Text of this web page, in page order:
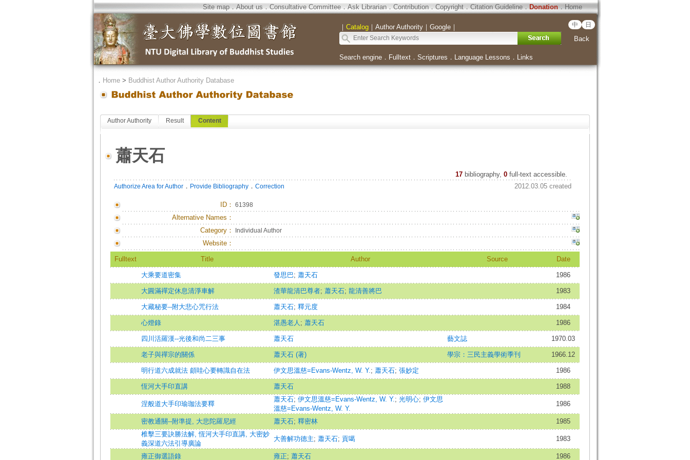
Site map．About us．Consultative Committee．Ask Librarian．Contribution．Copyright．Citation Guideline．Donation．Home
｜ Catalog｜ Author Authority｜ Google｜ 中 日
Back
Search engine． Fulltext． Scriptures ． Language Lessons ． Links
． Home> Buddhist Author Authority Database
Author Authority Result Content
蕭天石
17 bibliography, 0full-text accessible.
Authorize Area for Author． Provide Bibliography． Correction 2012.03.05 created
ID： 61398
Alternative Names：
Category：
Individual Author
Website：
Fulltext Title Author Source Date
大乘要道密集 發思巴; 蕭天石 1986
大圓滿禪定休息清淨車解 渣華龍清巴尊者; 蕭天石; 龍清善將巴 1983
大藏秘要--附大悲心咒行法 蕭天石; 釋元度 1984
心燈錄 湛愚老人 ; 蕭天石 1986
四川活羅漢--光後和尚二三事 蕭天石 藝文誌 1970.03
老子與禪宗的關係 蕭天石 (著) 學宗：三民主義學術季刊 1966.12
明行道六成就法 頗哇心要轉識自在法 伊文思溫慈=Evans-Wentz, W. Y.; 蕭天石; 張妙定 1986
恆河大手印直講 蕭天石 1988
涅般道大手印瑜珈法要釋
蕭天石; 伊文思溫慈=Evans-Wentz, W. Y.; 光明心; 伊文思
溫慈=Evans-Wentz, W. Y.
1986
密教通關--附準提, 大悲陀羅尼經 蕭天石; 釋密林
1985
椎擊三要訣勝法解, 恆河大手印直講, 大密妙
義深道六法引導廣論
大善解功德主; 蕭天石; 貢噶 1983
雍正御選語錄 雍正; 蕭天石 1986